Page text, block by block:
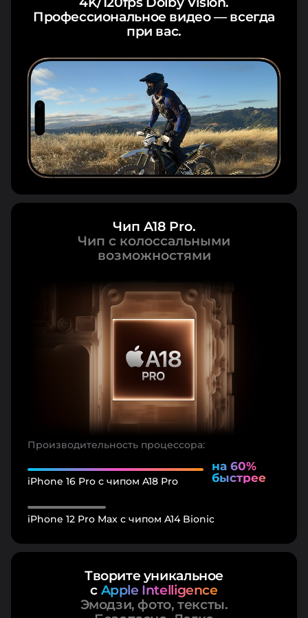
Профессиональное видео — всегда
при вас.
Чип A18 Pro.
Чип с колоссальными
возможностями
Производительность процессора:
iPhone 16 Pro с чипом A18 Pro
на 60%
быстрее
iPhone 12 Pro Max с чипом A14 Bionic
Творите уникальное
с Apple Intelligence
Эмодзи, фото, тексты.